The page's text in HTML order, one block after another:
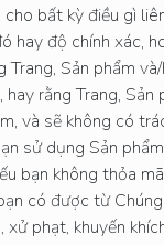
bất kỳ điều gì
độ chính xác,
Sản phẩm
rằng Trang,
và sẽ không có
sử dụng Sản
bạn không thỏa
có được từ
phạt, khuyến